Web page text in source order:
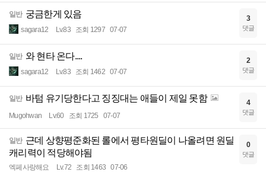
일반 궁금한게 있음
sagara12 Lv.83 조회 1297 07-07
3
댓글
일반 와 현타 온다....
sagara12 Lv.83 조회 1462 07-07
2
댓글
일반 바텀 유기당한다고 징징대는 애들이 제일 못함
Mugohwan Lv.60 조회 1725 07-07
4
댓글
일반 근데 상향평준화된 롤에서 평타원딜이 나올려면 원딜
캐리력이 적당해야됨
엑페사랑해요 Lv.72 조회 1463 07-06
0
댓글